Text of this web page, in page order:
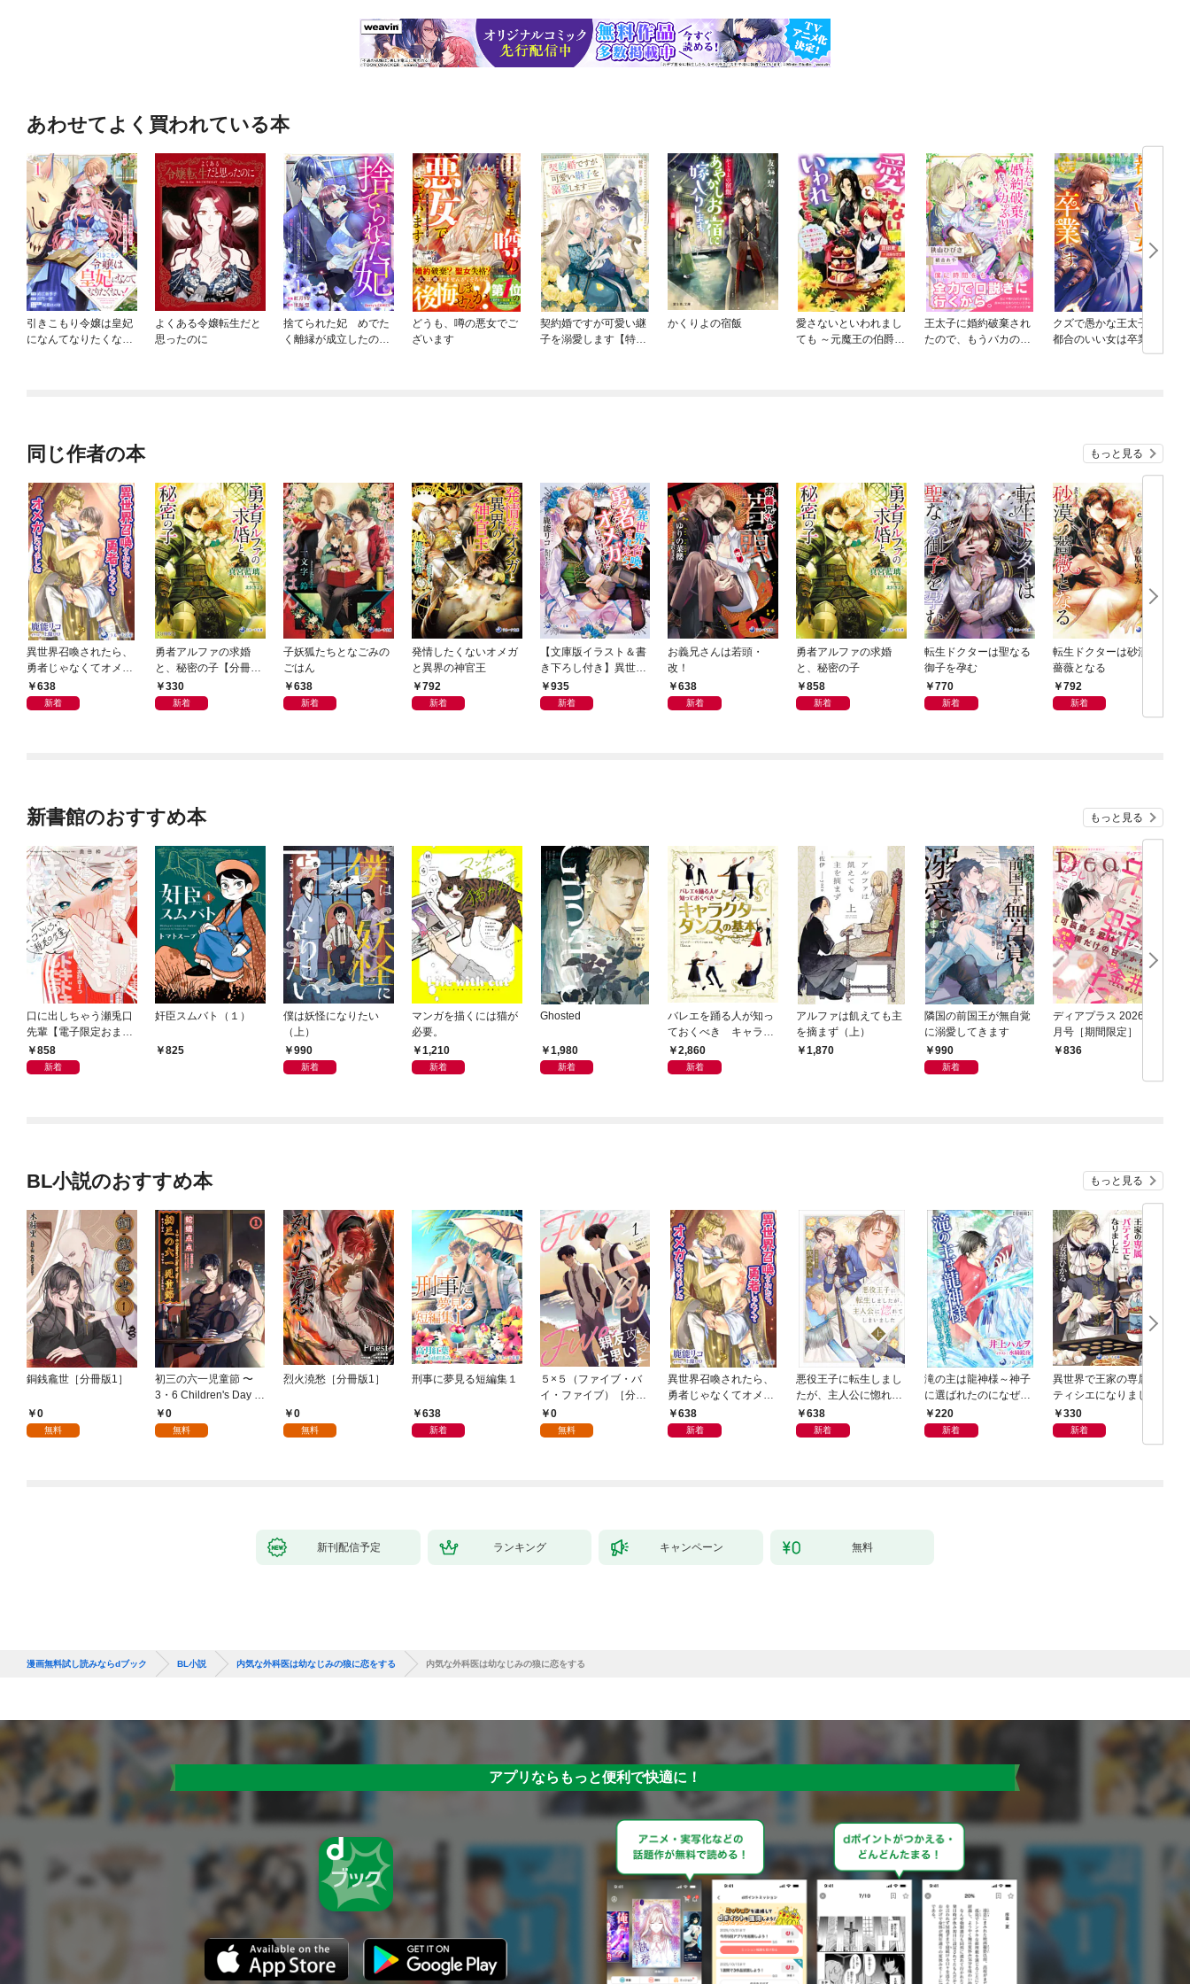
あわせてよく買われている本
引きこもり令嬢は皇妃
になんてなりたくな
よくある令嬢転生だと
思ったのに
捨てられた妃 めでた
く離縁が成立したので
どうも、噂の悪女でご
ざいます
契約婚ですが可愛い継
子を溺愛します【特典
かくりよの宿飯
愛さないといわれまし
ても ～元魔王の伯爵令
王太子に婚約破棄され
たので、もうバカのふ
クズで愚かな王太子、
都合のいい女は卒業で
同じ作者の本 もっと見る
異世界召喚されたら、
勇者じゃなくてオメガ
になりました
638
新着
勇者アルファの求婚
と、秘密の子【分冊
版】1
330
新着
子妖狐たちとなごみの
ごはん
638
新着
発情したくないオメガ
と異界の神官王
792
新着
【文庫版イラスト＆書
き下ろし付き】異世界
召喚されたら、勇者じ
ゃなくてオメガになり
935
新着
お義兄さんは若頭・
改！
638
新着
勇者アルファの求婚
と、秘密の子
858
新着
転生ドクターは聖なる
御子を孕む
770
新着
転生ドクターは砂漠の
薔薇となる
792
新着
新書館のおすすめ本 もっと見る
口に出しちゃう瀬兎口
先輩【電子限定おまけ
付き】
858
新着
奸臣スムバト（１）
825
僕は妖怪になりたい
（上）
990
新着
マンガを描くには猫が
必要。
1,210
新着
Ghosted
1,980
新着
バレエを踊る人が知っ
ておくべき キャラク
ターダンスの基本
2,860
新着
アルファは飢えても主
を摘まず（上）
1,870
隣国の前国王が無自覚
に溺愛してきます
990
新着
ディアプラス 2026年5
月号［期間限定］
836
BL小説のおすすめ本 もっと見る
銅銭龕世［分冊版1］
0
無料
初三の六一児童節 〜
3・6 Children's Day fo
r You〜［分冊版1］
0
無料
烈火澆愁［分冊版1］
0
無料
刑事に夢見る短編集１
638
新着
５×５（ファイブ・バ
イ・ファイブ）［分冊
版１］
0
無料
異世界召喚されたら、
勇者じゃなくてオメガ
になりました
638
新着
悪役王子に転生しまし
たが、主人公に惚れて
しまいました 上
638
新着
滝の主は龍神様～神子
に選ばれたのになぜか
溺愛されています～
【分冊版】1
220
新着
異世界で王家の専属パ
ティシエになりました
【分冊版】1
330
新着
新刊配信予定 ランキング キャンペーン 無料
漫画無料試し読みならdブック BL小説 内気な外科医は幼なじみの狼に恋をする 内気な外科医は幼なじみの狼に恋をする
アプリならもっと便利で快適に！